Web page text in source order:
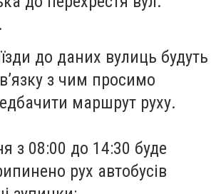
до даних вулиць будуть
з чим просимо
маршрут руху.
з 08:00 до 14:30 буде
рух автобусів